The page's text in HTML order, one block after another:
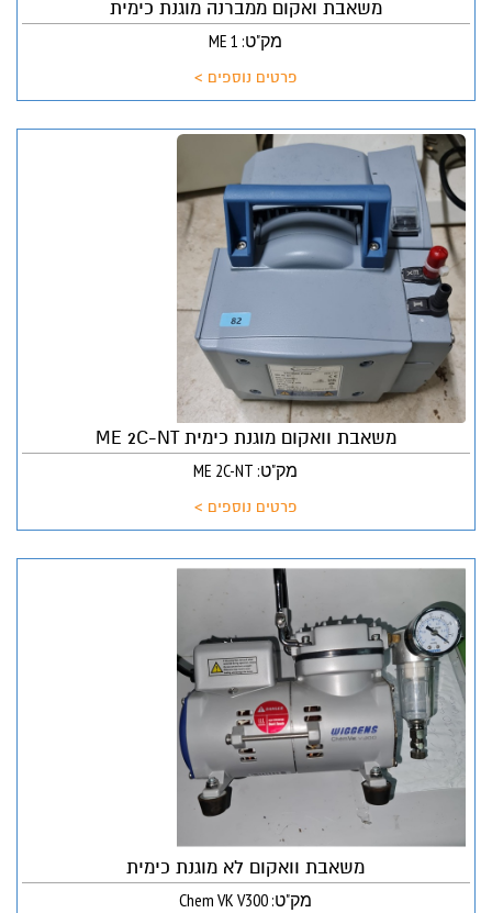
משאבת ואקום ממברנה מוגנת כימית
מק"ט: ME 1
פרטים נוספים >
משאבת וואקום מוגנת כימית ME 2C-NT
מק"ט: ME 2C-NT
פרטים נוספים >
משאבת וואקום לא מוגנת כימית
מק"ט: Chem VK V300